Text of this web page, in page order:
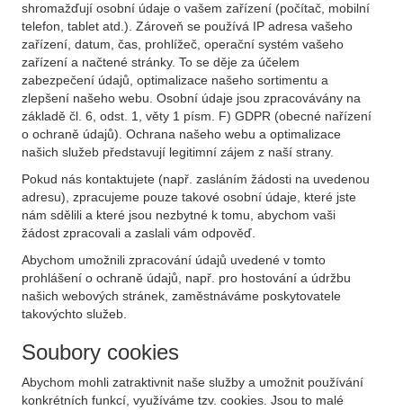
shromažďují osobní údaje o vašem zařízení (počítač, mobilní
telefon, tablet atd.). Zároveň se používá IP adresa vašeho
zařízení, datum, čas, prohlížeč, operační systém vašeho
zařízení a načtené stránky. To se děje za účelem
zabezpečení údajů, optimalizace našeho sortimentu a
zlepšení našeho webu. Osobní údaje jsou zpracovávány na
základě čl. 6, odst. 1, věty 1 písm. F) GDPR (obecné nařízení
o ochraně údajů). Ochrana našeho webu a optimalizace
našich služeb představují legitimní zájem z naší strany.
Pokud nás kontaktujete (např. zasláním žádosti na uvedenou
adresu), zpracujeme pouze takové osobní údaje, které jste
nám sdělili a které jsou nezbytné k tomu, abychom vaši
žádost zpracovali a zaslali vám odpověď.
Abychom umožnili zpracování údajů uvedené v tomto
prohlášení o ochraně údajů, např. pro hostování a údržbu
našich webových stránek, zaměstnáváme poskytovatele
takovýchto služeb.
Soubory cookies
Abychom mohli zatraktivnit naše služby a umožnit používání
konkrétních funkcí, využíváme tzv. cookies. Jsou to malé